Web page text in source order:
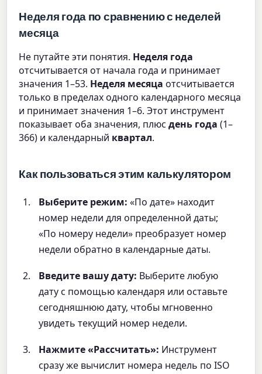
Неделя года по сравнению с неделей
месяца
Не путайте эти понятия. Неделя года
отсчитывается от начала года и принимает
значения 1–53. Неделя месяца отсчитывается
только в пределах одного календарного месяца
и принимает значения 1–6. Этот инструмент
показывает оба значения, плюсдень года (1–
366) и календарный квартал.
Как пользоваться этим калькулятором
Выберите режим: «По дате» находит
номер недели для определенной даты;
«По номеру недели» преобразует номер
недели обратно в календарные даты.
Введите вашу дату: Выберите любую
дату с помощью календаря или оставьте
сегодняшнюю дату, чтобы мгновенно
увидеть текущий номер недели.
Нажмите «Рассчитать»: Инструмент
сразу же вычислит номера недель по ISO